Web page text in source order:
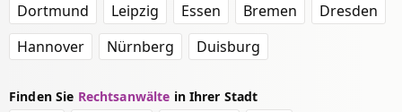
Dortmund
Leipzig Essen Bremen
Dresden
Hannover
Nürnberg Duisburg
Finden Sie Rechtsanwälte in Ihrer Stadt